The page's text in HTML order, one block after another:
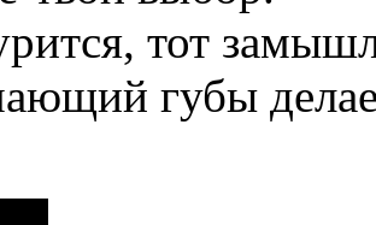
тот
губы